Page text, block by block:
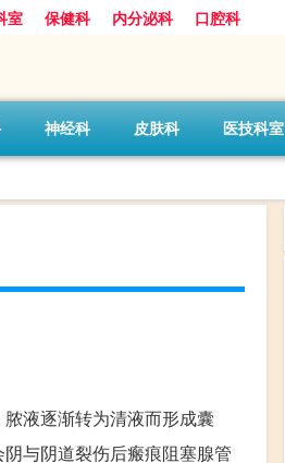
室 保健科 内分泌科 口腔科
神经科 皮肤科 医技科室
液逐渐转为清液而形成囊
与阴道裂伤后瘢痕阻塞腺管